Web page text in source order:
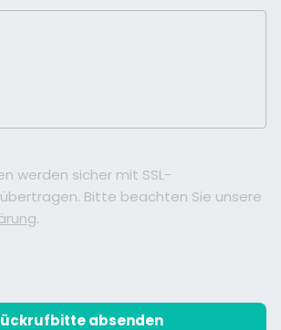
werden sicher mit SSL-
Bitte beachten Sie unsere
.
absenden